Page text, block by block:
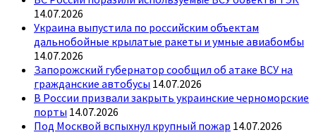
14.07.2026
Украина выпустила по российским объектам
дальнобойные крылатые ракеты и умные авиабомбы
14.07.2026
Запорожский губернатор сообщил об атаке ВСУ на
гражданские автобусы 14.07.2026
В России призвали закрыть украинские черноморские
порты 14.07.2026
Под Москвой вспыхнул крупный пожар 14.07.2026